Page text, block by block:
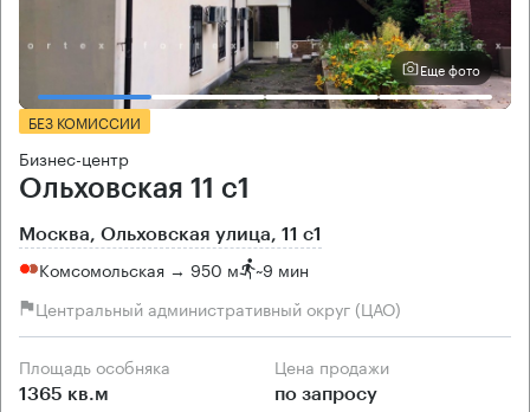
Еще фото
БЕЗ КОМИССИИ
Бизнес-центр
Ольховская 11 с1
Москва, Ольховская улица, 11 с1
Комсомольская → 950 м ~9 мин
Центральный административный округ (ЦАО)
Площадь особняка
1365 кв.м
Цена продажи
по запросу